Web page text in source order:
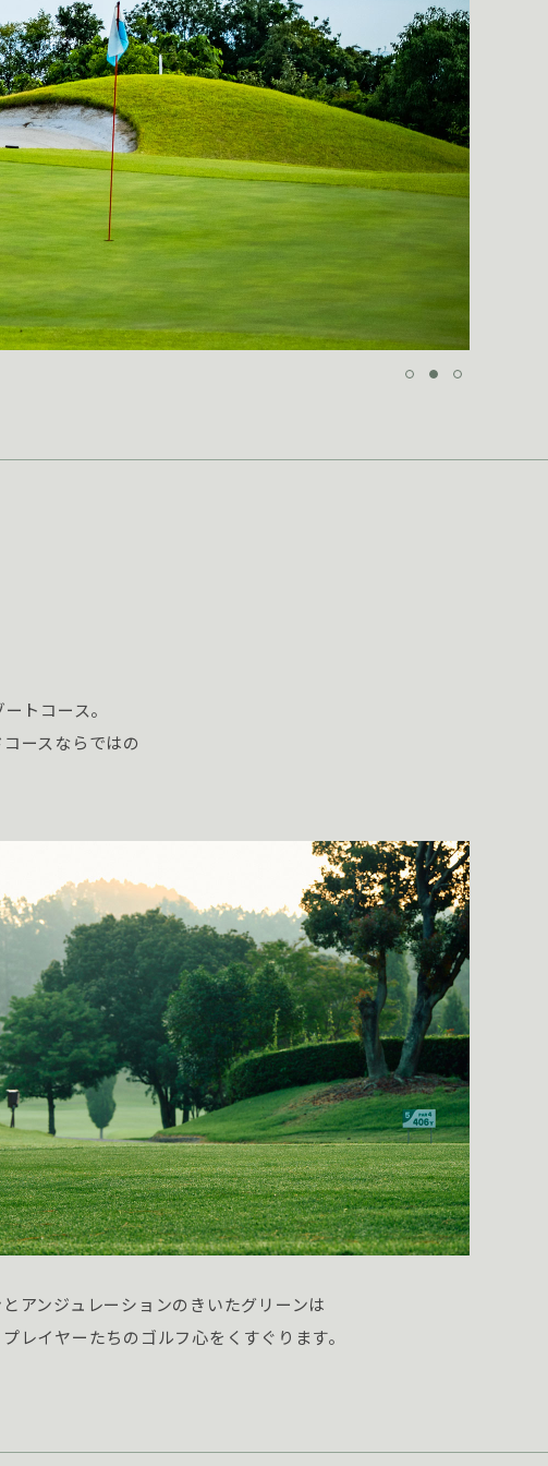
トコース。
ースならではの
アンジュレーションのきいたグリーンは
レイヤーたちのゴルフ心をくすぐります。